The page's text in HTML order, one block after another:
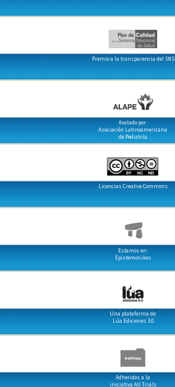
Premio a la transparencia del SNS
Avalado por:
Asociación Latinoamericana
de Pediatría
Licencias Creative Commons
Estamos en:
Epistemonikos
Una plataforma de:
Lúa Ediciones 3.0
Adheridos a la
iniciativa All Trials